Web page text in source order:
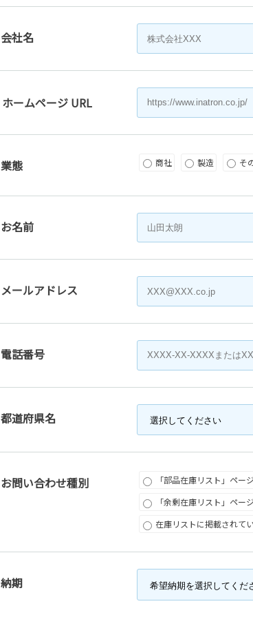
会社名
ホームページ URL
業態 商社 製造 そ
お名前
メールアドレス
電話番号
都道府県名
お問い合わせ種別
「部品在庫リスト」ペー
「余剰在庫リスト」ペー
在庫リストに掲載されて
納期